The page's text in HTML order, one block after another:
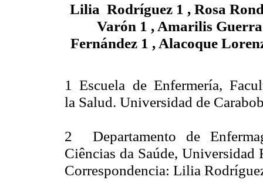
Lilia Rodríguez 1 ,Rosa
Varón 1 , Amarilis
Fernández 1 , Alacoque
1 Escuela de Enfermería,
la Salud. Universidad de
2 Departamento de
Ciências da Saúde, Universidad
Correspondencia: Lilia